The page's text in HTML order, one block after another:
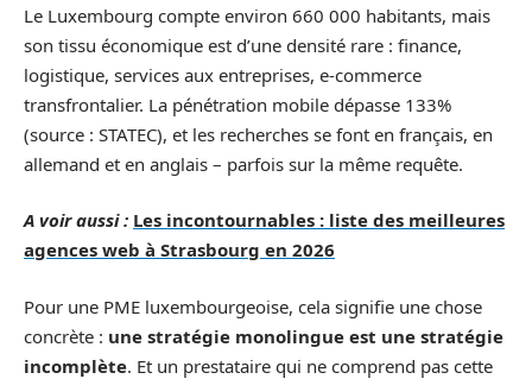
Le Luxembourg compte environ 660 000 habitants, mais
son tissu économique est d’une densité rare : finance,
logistique, services aux entreprises, e-commerce
transfrontalier. La pénétration mobile dépasse 133%
(source : STATEC), et les recherches se font en français, en
allemand et en anglais – parfois sur la même requête.
A voir aussi : Les incontournables : liste des meilleures
agences web à Strasbourg en 2026
Pour une PME luxembourgeoise, cela signifie une chose
concrète : une stratégie monolingue est une stratégie
incomplète. Et un prestataire qui ne comprend pas cette